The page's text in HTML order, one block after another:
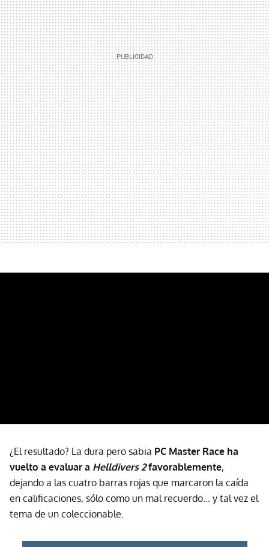
¿El resultado? La dura pero sabia PC Master Race ha
vuelto a evaluar a Helldivers 2favorablemente,
dejando a las cuatro barras rojas que marcaron la caída
en calificaciones, sólo como un mal recuerdo... y tal vez el
tema de un coleccionable.